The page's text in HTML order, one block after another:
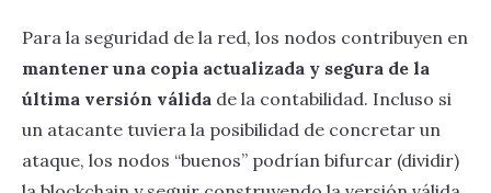
Para la seguridad de la red, los nodos contribuyen en
mantener una copia actualizada y segura de la
última versión válida de la contabilidad. Incluso si
un atacante tuviera la posibilidad de concretar un
ataque, los nodos “buenos” podrían bifurcar (dividir)